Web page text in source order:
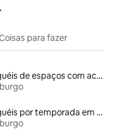
para fazer
Aluguéis de espaços com acesso direto a pistas de esqui
Aluguéis por temporada em hotéis-fazenda